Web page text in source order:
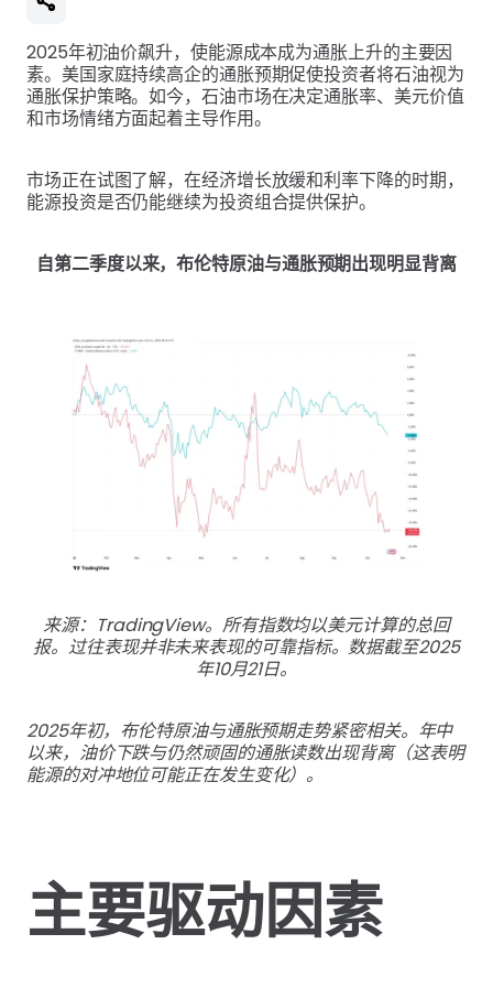
2025年初油价飙升，使能源成本成为通胀上升的主要因
素。美国家庭持续高企的通胀预期促使投资者将石油视为
通胀保护策略。如今，石油市场在决定通胀率、美元价值
和市场情绪方面起着主导作用。
市场正在试图了解，在经济增长放缓和利率下降的时期，
能源投资是否仍能继续为投资组合提供保护。
自第二季度以来，布伦特原油与通胀预期出现明显背离
来源：TradingView。所有指数均以美元计算的总回
报。过往表现并非未来表现的可靠指标。数据截至2025
年10月21日。
2025年初，布伦特原油与通胀预期走势紧密相关。年中
以来，油价下跌与仍然顽固的通胀读数出现背离（这表明
能源的对冲地位可能正在发生变化）。
主要驱动因素